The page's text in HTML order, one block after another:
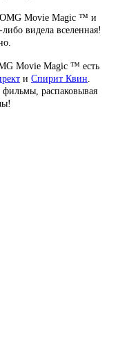
Movie Magic ™ и
видела вселенная!
Movie Magic ™ есть
и Спирит Квин
фильмы, распаковывая